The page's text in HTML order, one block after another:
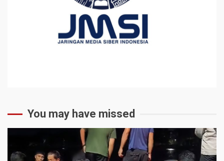
You may have missed